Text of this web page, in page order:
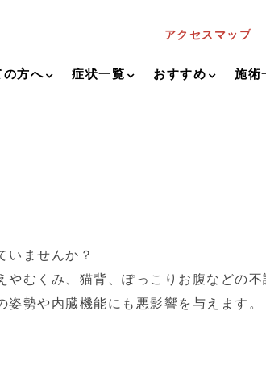
アクセスマップ
の方へ 症状一覧 おすすめ 施術
いませんか？
むくみ、猫背、ぽっこりお腹などの不
勢や内臓機能にも悪影響を与えます。